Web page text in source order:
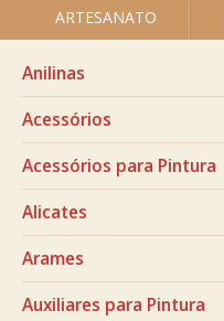
ARTESANATO
Anilinas
Acessórios
Acessórios para Pintura
Alicates
Arames
Auxiliares para Pintura